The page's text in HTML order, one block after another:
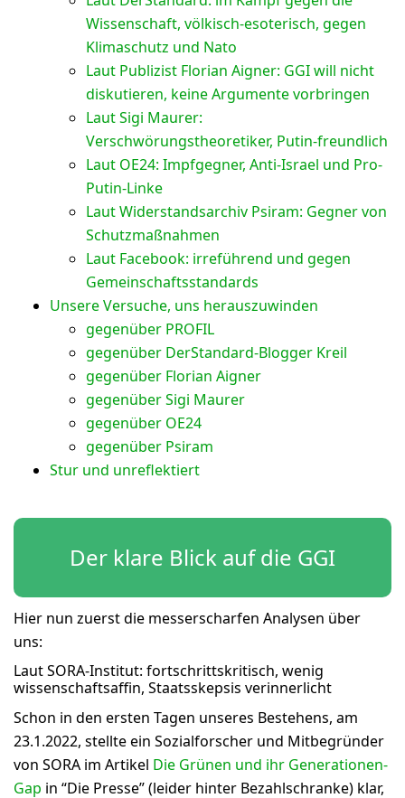
Wissenschaft, völkisch-esoterisch, gegen
Klimaschutz und Nato
Laut Publizist Florian Aigner: GGI will nicht
diskutieren, keine Argumente vorbringen
Laut Sigi Maurer:
Verschwörungstheoretiker, Putin-freundlich
Laut OE24: Impfgegner, Anti-Israel und Pro-
Putin-Linke
Laut Widerstandsarchiv Psiram: Gegner von
Schutzmaßnahmen
Laut Facebook: irreführend und gegen
Gemeinschaftsstandards
Unsere Versuche, uns herauszuwinden
gegenüber PROFIL
gegenüber DerStandard-Blogger Kreil
gegenüber Florian Aigner
gegenüber Sigi Maurer
gegenüber OE24
gegenüber Psiram
Stur und unreflektiert
Der klare Blick auf die GGI
Hier nun zuerst die messerscharfen Analysen über
uns:
Laut SORA-Institut: fortschrittskritisch, wenig
wissenschaftsaffin, Staatsskepsis verinnerlicht
Schon in den ersten Tagen unseres Bestehens, am
23.1.2022, stellte ein Sozialforscher und Mitbegründer
von SORA im Artikel Die Grünen und ihr Generationen-
Gap in “Die Presse” (leider hinter Bezahlschranke) klar,